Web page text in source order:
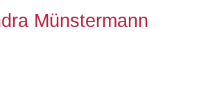
Münstermann